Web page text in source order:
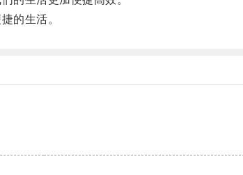
的生活。